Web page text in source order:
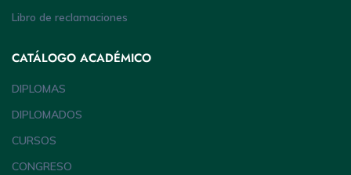
Libro de reclamaciones
CATÁLOGO ACADÉMICO
DIPLOMAS
DIPLOMADOS
CURSOS
CONGRESO